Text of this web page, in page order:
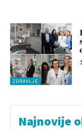
ZDRAVLJE
Najnovije